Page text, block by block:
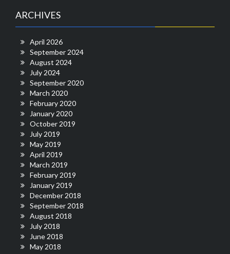
ARCHIVES
April 2026
September 2024
August 2024
July 2024
September 2020
March 2020
February 2020
January 2020
October 2019
July 2019
May 2019
April 2019
March 2019
February 2019
January 2019
December 2018
September 2018
August 2018
July 2018
June 2018
May 2018